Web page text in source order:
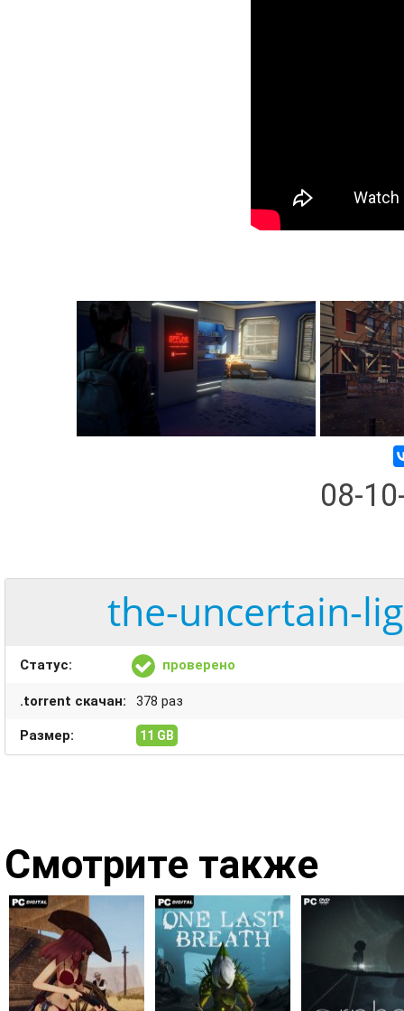
08-
the-uncertain-
Статус: проверено
.torrent скачан: 378 раз
Размер: 11 GB
Смотрите также